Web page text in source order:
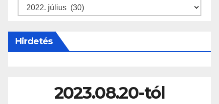
Archívum
Hirdetés
2023.08.20-tól